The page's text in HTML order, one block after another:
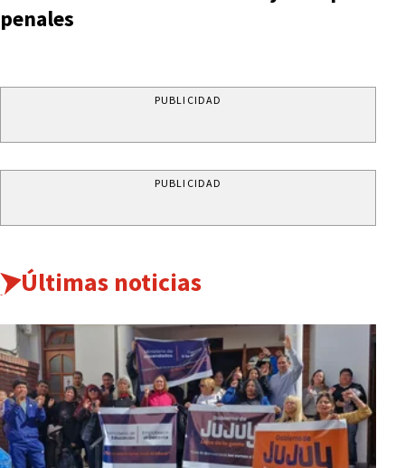
penales
PUBLICIDAD
PUBLICIDAD
Últimas noticias